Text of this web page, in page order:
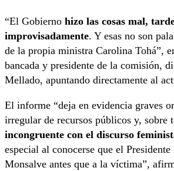
“El Gobierno hizo las cosas mal,
improvisadamente. Y esas no son
de la propia ministra Carolina Tohá”,
bancada y presidente de la comisión,
Mellado, apuntando directamente al
El informe “deja en evidencia graves
irregular de recursos públicos y, sobre
incongruente con el discurso
especial al conocerse que el
Monsalve antes que a la víctima”,